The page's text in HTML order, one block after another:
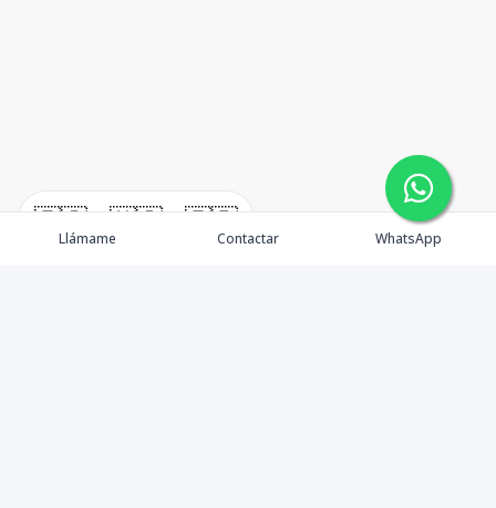
🇪🇸 🇺🇸 🇫🇷
Llámame Contactar WhatsApp